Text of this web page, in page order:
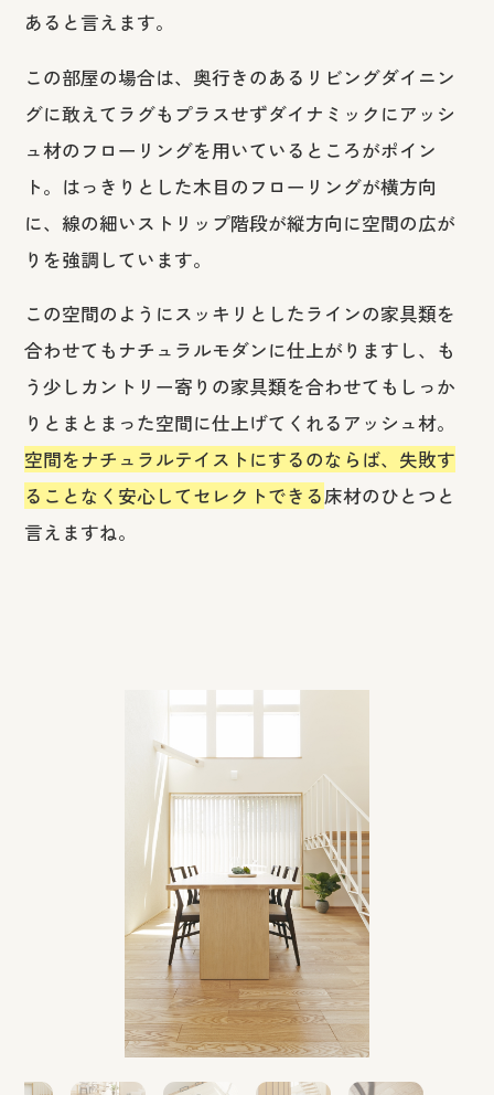
あると言えます。
この部屋の場合は、奥行きのあるリビングダイニン
グに敢えてラグもプラスせずダイナミックにアッシ
ュ材のフローリングを用いているところがポイン
ト。はっきりとした木目のフローリングが横方向
に、線の細いストリップ階段が縦方向に空間の広が
りを強調しています。
この空間のようにスッキリとしたラインの家具類を
合わせてもナチュラルモダンに仕上がりますし、も
う少しカントリー寄りの家具類を合わせてもしっか
りとまとまった空間に仕上げてくれるアッシュ材。
空間をナチュラルテイストにするのならば、失敗す
ることなく安心してセレクトできる床材のひとつと
言えますね。